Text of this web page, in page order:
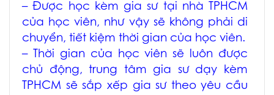
– Được học kèm gia sư tại nhà TPHCM
của học viên, như vậy sẽ không phải di
chuyển, tiết kiệm thời gian của học viên.
– Thời gian của học viên sẽ luôn được
chủ động, trung tâm gia sư dạy kèm
TPHCM sẽ sắp xếp gia sư theo yêu cầu